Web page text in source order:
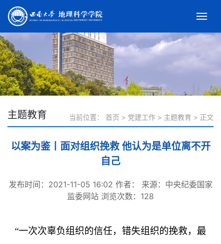
主题教育 当前位置： 首页 > 党建工作 > 主题教育 > 正文
以案为鉴丨面对组织挽救 他认为是单位离不开
自己
发布时间：2021-11-05 16:02 作者：
来源：中央纪委国家
监委网站 浏览次数： 128
“一次次辜负组织的信任，错失组织的挽救，最